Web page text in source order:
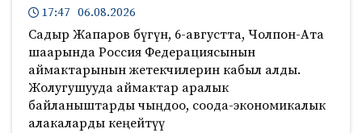
17:47 06.08.2026
Садыр Жапаров бүгүн, 6-августта, Чолпон-Ата
шаарында Россия Федерациясынын
аймактарынын жетекчилерин кабыл алды.
Жолугушууда аймактар аралык
байланыштарды чыңдоо, соода-экономикалык
алакаларды кеңейтүү